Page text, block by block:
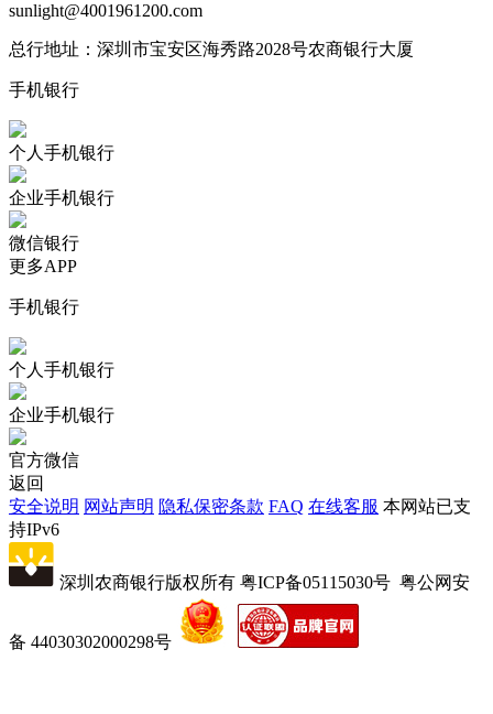
sunlight@4001961200.com
总行地址：深圳市宝安区海秀路2028号农商银行大厦
手机银行
个人手机银行
企业手机银行
微信银行
更多APP
手机银行
个人手机银行
企业手机银行
官方微信
返回
安全说明 网站声明 隐私保密条款 FAQ 在线客服 本网站已支
持IPv6
深圳农商银行版权所有 粤ICP备05115030号 粤公网安
备 44030302000298号